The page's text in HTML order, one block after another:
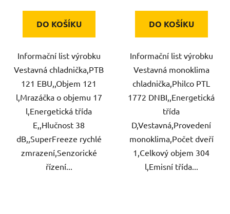
DO KOŠÍKU
Informační list výrobku
Vestavná chladnička,PTB
121 EBU,,Objem 121
l,Mrazáčka o objemu 17
l,Energetická třída
E,,Hlučnost 38
dB,,SuperFreeze rychlé
zmrazení,Senzorické
řízení...
DO KOŠÍKU
Informační list výrobku
Vestavná monoklima
chladnička,Philco PTL
1772 DNBI,,Energetická
třída
D,Vestavná,Provedení
monoklima,Počet dveří
1,Celkový objem 304
l,Emisní třída...